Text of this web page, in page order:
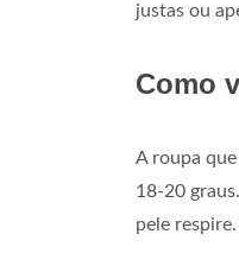
justas ou
Como
A roupa que
18-20
pele